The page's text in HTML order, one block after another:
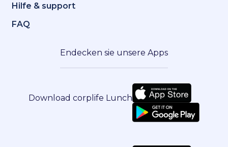
Hilfe & support
FAQ
Endecken sie unsere Apps
Download corplife Lunch